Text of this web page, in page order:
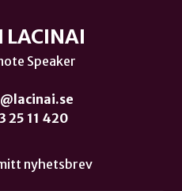
Speaker
25 11 420
nyhetsbrev